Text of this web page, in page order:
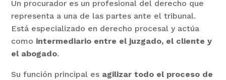
Un procurador es un profesional del derecho que
representa a una de las partes ante el tribunal.
Está especializado en derecho procesal y actúa
como intermediario entre el juzgado, el cliente y
el abogado.
Su función principal es agilizar todo el proceso de